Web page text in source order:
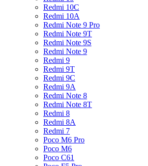
Redmi 10C
Redmi 10A
Redmi Note 9 Pro
Redmi Note 9T
Redmi Note 9S
Redmi Note 9
Redmi 9
Redmi 9T
Redmi 9C
Redmi 9A
Redmi Note 8
Redmi Note 8T
Redmi 8
Redmi 8A
Redmi 7
Poco M6 Pro
Poco M6
Poco C61